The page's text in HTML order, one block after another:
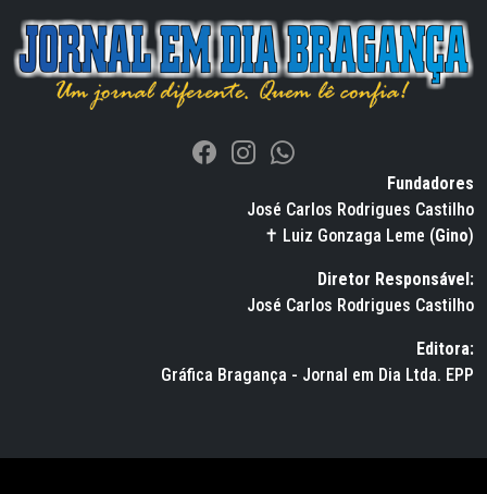
Fundadores
José Carlos Rodrigues Castilho
✝ Luiz Gonzaga Leme (Gino)
Diretor Responsável:
José Carlos Rodrigues Castilho
Editora:
Gráfica Bragança - Jornal em Dia Ltda. EPP